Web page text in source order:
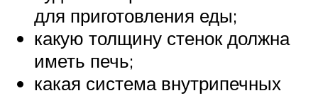
для приготовления еды;
какую толщину стенок должна
иметь печь;
какая система внутрипечных